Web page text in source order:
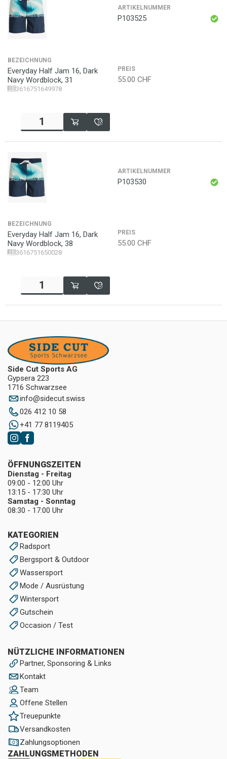
ARTIKELNUMMER
P103525
BEZEICHNUNG
Everyday Half Jam 16, Dark
Navy Wordblock, 31
3616751649978
PREIS
55.00 CHF
ARTIKELNUMMER
P103530
BEZEICHNUNG
Everyday Half Jam 16, Dark
Navy Wordblock, 38
3616751650028
PREIS
55.00 CHF
Side Cut Sports AG
Gypsera 223
1716 Schwarzsee
info@sidecut.swiss
026 412 10 58
+41 77 8119405
KATEGORIEN
Radsport
Bergsport & Outdoor
Wassersport
Mode / Ausrüstung
Wintersport
Gutschein
Occasion / Test
NÜTZLICHE INFORMATIONEN
Partner, Sponsoring & Links
Kontakt
Team
Offene Stellen
Treuepunkte
Versandkosten
Zahlungsoptionen
ZAHLUNGSMETHODEN
ÖFFNUNGSZEITEN
Dienstag - Freitag
09:00 - 12:00 Uhr
13:15 - 17:30 Uhr
Samstag - Sonntag
08:30 - 17:00 Uhr